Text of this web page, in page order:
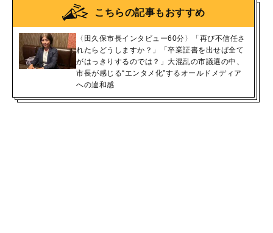
こちらの記事もおすすめ
〈田久保市長インタビュー60分〉「再び不信任さ
れたらどうしますか？」「卒業証書を出せば全て
がはっきりするのでは？」大混乱の市議選の中、
市長が感じる“エンタメ化”するオールドメディア
への違和感